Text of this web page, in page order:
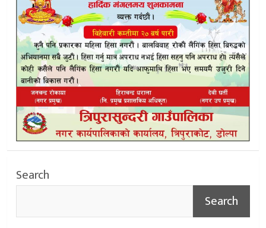
Search
Search